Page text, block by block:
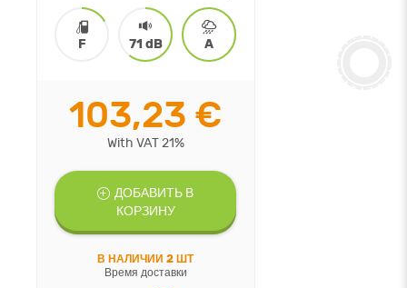
F 71 dB A
103,23 €
With VAT 21%
ДОБАВИТЬ В
КОРЗИНУ
В НАЛИЧИИ 2 ШТ
Время доставки